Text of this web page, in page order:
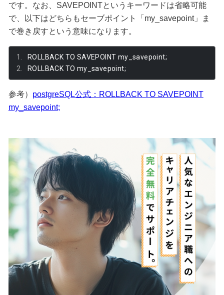
です。なお、SAVEPOINTというキーワードは省略可能
で、以下はどちらもセーブポイント「my_savepoint」ま
で巻き戻すという意味になります。
ROLLBACK TO SAVEPOINT my_savepoint;
ROLLBACK TO my_savepoint;
参考） postgreSQL公式：ROLLBACK TO SAVEPOINT
my_savepoint;